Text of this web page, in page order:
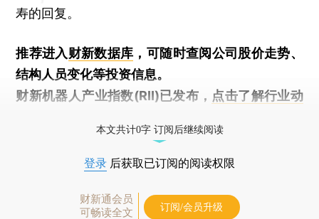
寿的回复。
推荐进入财新数据库 ，可随时查阅公司股价走势、
结构人员变化等投资信息。
财新机器人产业指数(RII)已发布， 点击了解行业动
本文共计0字 订阅后继续阅读
登录 后获取已订阅的阅读权限
财新通会员
可畅读全文
订阅/会员升级